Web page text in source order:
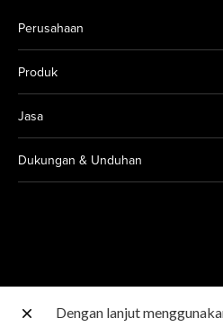
Perusahaan
Produk
Jasa
Dukungan & Unduhan
Situs Canon lainnya
Dengan lanjut